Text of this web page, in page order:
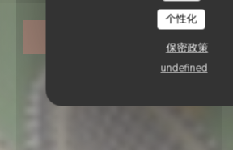
个性化
保密政策
undefined